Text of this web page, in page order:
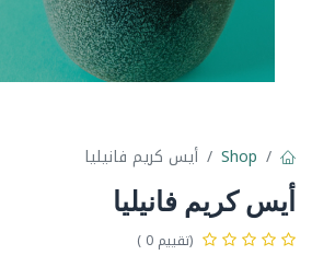
Shop أيس كريم فانيليا
أيس كريم فانيليا
(تقييم 0 )